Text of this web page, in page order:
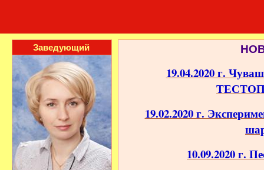
Заведующий
19.04.2020 г.
19.02.2020 г.
10.09.2020 г.